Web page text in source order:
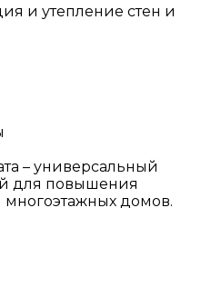
и утепление стен и
– универсальный
для повышения
многоэтажных домов.